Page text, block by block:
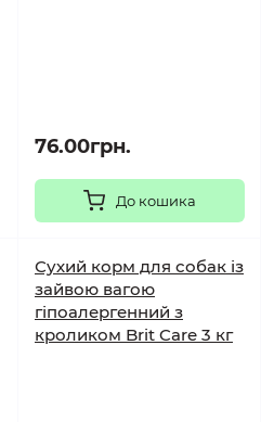
76.00грн.
До кошика
Сухий корм для собак із
зайвою вагою
гіпоалергенний з
кроликом Brit Care 3 кг